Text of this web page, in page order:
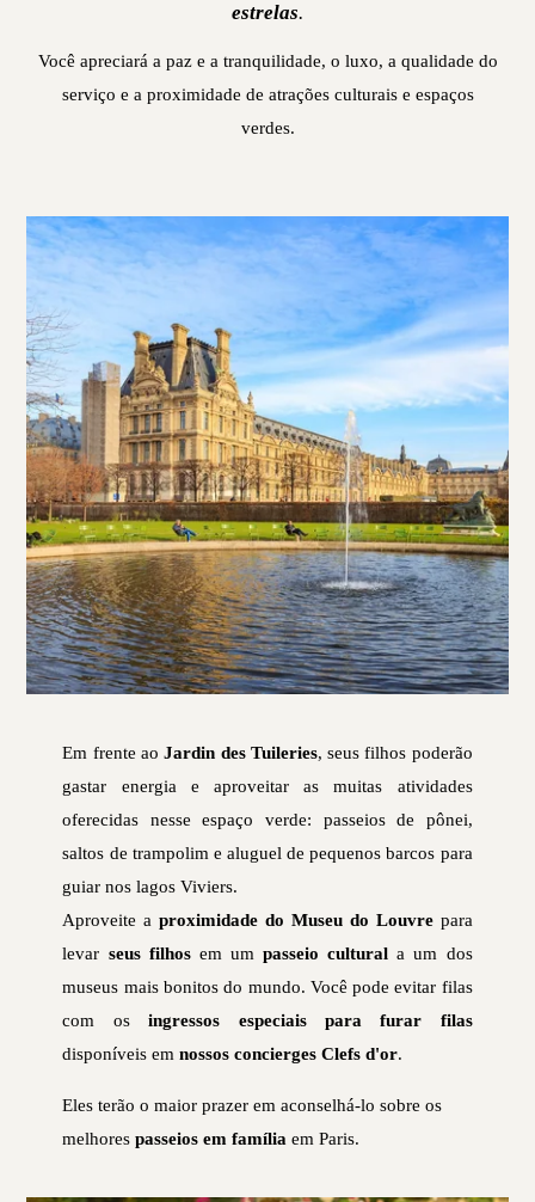
estrelas.
Você apreciará a paz e a tranquilidade, o luxo, a qualidade do
serviço e a proximidade de atrações culturais e espaços
verdes.
Em frente aoJardin des Tuileries, seus filhos poderão
gastar energia e aproveitar as muitas atividades
oferecidas nesse espaço verde: passeios de pônei,
saltos de trampolim e aluguel de pequenos barcos para
guiar nos lagos Viviers.
Aproveite aproximidade do Museu do Louvrepara
levar seus filhosem umpasseio cultural a um dos
museus mais bonitos do mundo. Você pode evitar filas
com osingressos especiais para furar filas
disponíveis emnossos concierges Clefs d'or.
Eles terão o maior prazer em aconselhá-lo sobre os
melhorespasseios em família em Paris.